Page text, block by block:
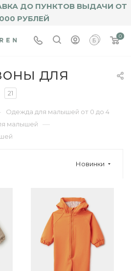
ДО ПУНКТОВ ВЫДАЧИ ОТ
РУБЛЕЙ
0
для
21
Одежда для малышей от 0 до 4
малышей —
Новинки